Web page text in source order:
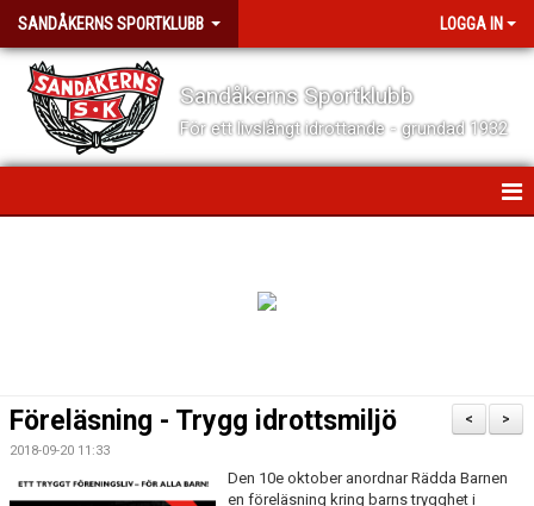
SANDÅKERNS SPORTKLUBB LOGGA IN
Sandåkerns Sportklubb
För ett livslångt idrottande - grundad 1932
FÖR VÅRA MEDLEMMAR
FÖR VÅRA LEDARE
>
<
Föreläsning - Trygg idrottsmiljö
2018-09-20 11:33
Den 10e oktober anordnar Rädda Barnen
en föreläsning kring barns trygghet i